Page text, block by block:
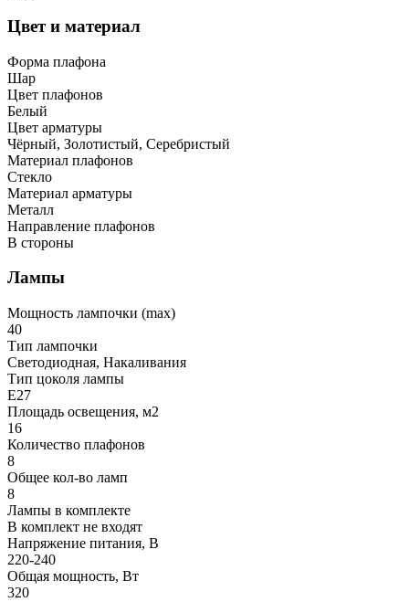
Цвет и материал
Форма плафона
Шар
Цвет плафонов
Белый
Цвет арматуры
Чёрный, Золотистый, Серебристый
Материал плафонов
Стекло
Материал арматуры
Металл
Направление плафонов
В стороны
Лампы
Мощность лампочки (max)
40
Тип лампочки
Светодиодная, Накаливания
Тип цоколя лампы
E27
Площадь освещения, м2
16
Количество плафонов
8
Общее кол-во ламп
8
Лампы в комплекте
В комплект не входят
Напряжение питания, В
220-240
Общая мощность, Вт
320